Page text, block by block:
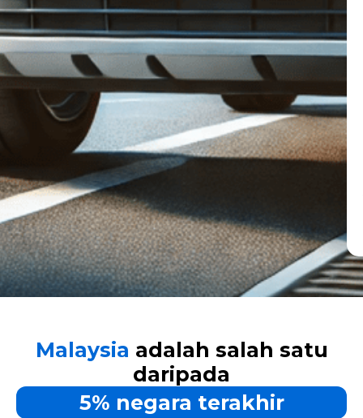
Malaysia adalah salah satu
daripada
5% negara terakhir